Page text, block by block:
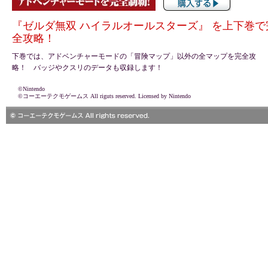
『ゼルダ無双 ハイラルオールスターズ』 を上下巻で
全攻略！
下巻では、アドベンチャーモードの「冒険マップ」以外の全マップを完全攻
略！ バッジやクスリのデータも収録します！
©Nintendo
©コーエーテクモゲームス All riguts reserved. Licensed by Nintendo